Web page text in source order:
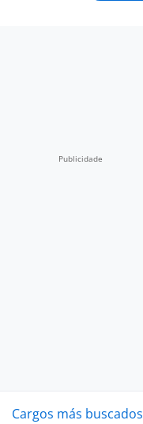
Cargos más buscados